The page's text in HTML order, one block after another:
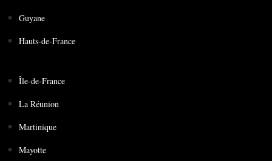
Guyane
Hauts-de-France
Île-de-France
La Réunion
Martinique
Mayotte